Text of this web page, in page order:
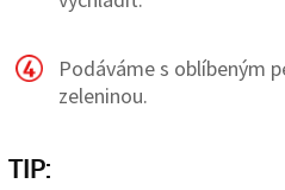
Podáváme s oblíbeným
zeleninou.
TIP: